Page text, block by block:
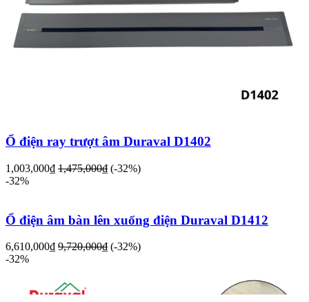
Ổ điện ray trượt âm Duraval D1402
1,003,000₫ 1,475,000₫ (-32%)
-32%
Ổ điện âm bàn lên xuống điện Duraval D1412
6,610,000₫ 9,720,000₫ (-32%)
-32%